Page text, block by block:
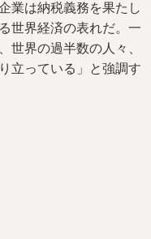
業は納税義務を果たし
世界経済の表れだ。一
世界の過半数の人々、
立っている」と強調す